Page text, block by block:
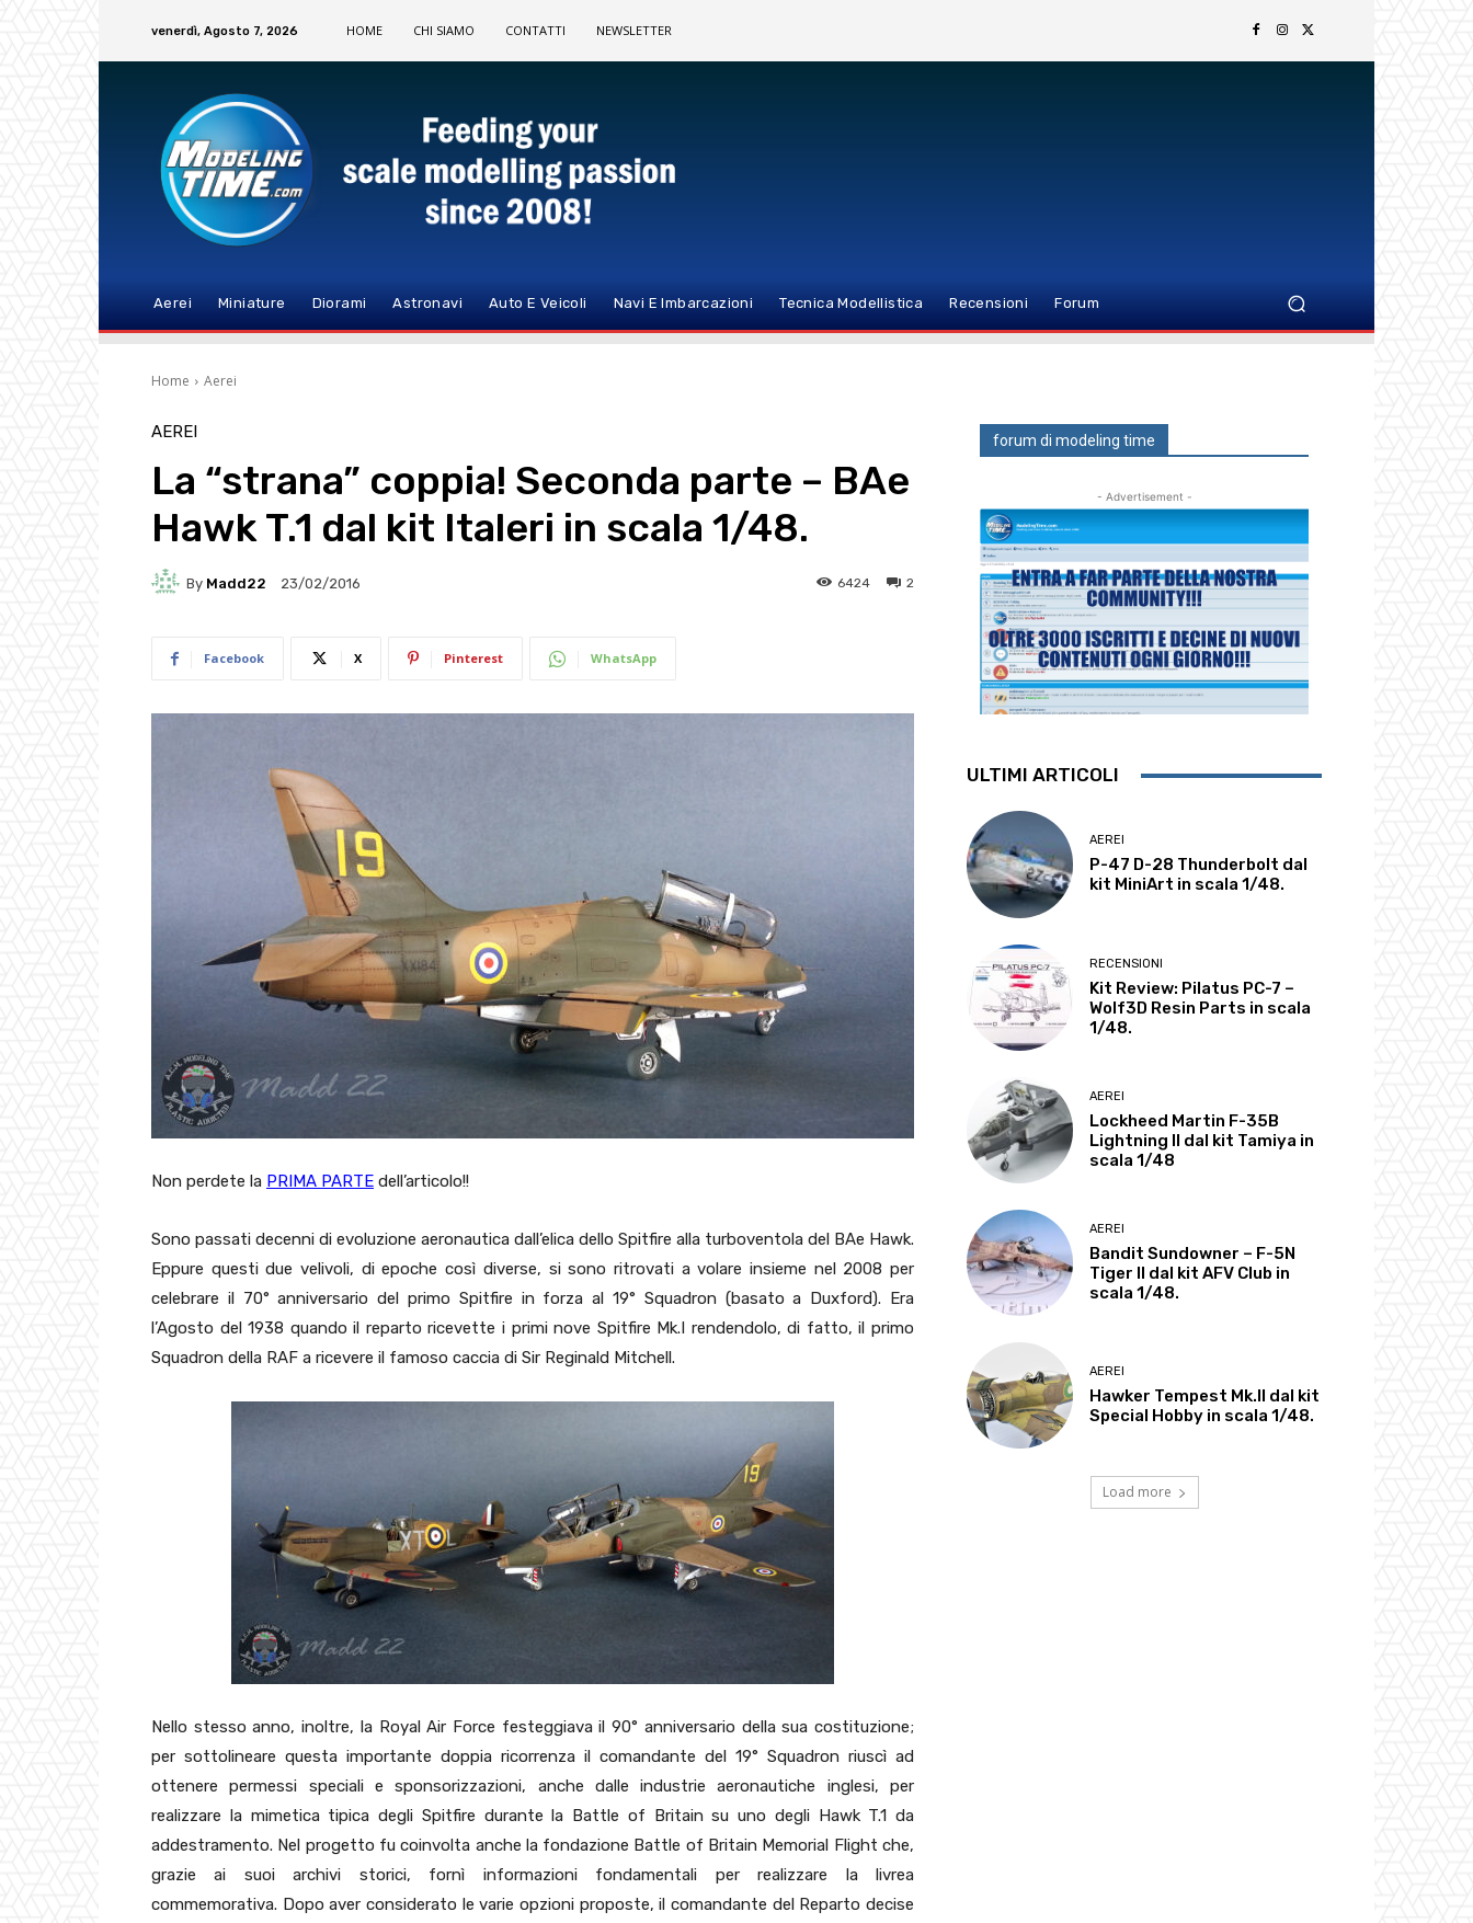
venerdì, Agosto 7, 2026 HOME CHI SIAMO CONTATTI NEWSLETTER
Aerei Miniature Diorami Astronavi Auto E Veicoli Navi E Imbarcazioni Tecnica Modellistica Recensioni Forum
Home Aerei
AEREI
La “strana” coppia! Seconda parte – BAe
Hawk T.1 dal kit Italeri in scala 1/48.
By Madd22 23/02/2016 2
6424
Facebook X Pinterest WhatsApp
Non perdete la PRIMA PARTE dell’articolo!!
Sono passati decenni di evoluzione aeronautica dall’elica dello Spitfire alla turboventola del BAe Hawk.
Eppure questi due velivoli, di epoche così diverse, si sono ritrovati a volare insieme nel 2008 per
celebrare il 70° anniversario del primo Spitfire in forza al 19° Squadron (basato a Duxford). Era
l’Agosto del 1938 quando il reparto ricevette i primi nove Spitfire Mk.I rendendolo, di fatto, il primo
Squadron della RAF a ricevere il famoso caccia di Sir Reginald Mitchell.
Nello stesso anno, inoltre, la Royal Air Force festeggiava il 90° anniversario della sua costituzione;
per sottolineare questa importante doppia ricorrenza il comandante del 19° Squadron riuscì ad
ottenere permessi speciali e sponsorizzazioni, anche dalle industrie aeronautiche inglesi, per
realizzare la mimetica tipica degli Spitfire durante la Battle of Britain su uno degli Hawk T.1 da
addestramento. Nel progetto fu coinvolta anche la fondazione Battle of Britain Memorial Flight che,
grazie ai suoi archivi storici, fornì informazioni fondamentali per realizzare la livrea
commemorativa. Dopo aver considerato le varie opzioni proposte, il comandante del Reparto decise
forum di modeling time
- Advertisement -
ULTIMI ARTICOLI
AEREI
P-47 D-28 Thunderbolt dal
kit MiniArt in scala 1/48.
RECENSIONI
Kit Review: Pilatus PC-7 –
Wolf3D Resin Parts in scala
1/48.
AEREI
Lockheed Martin F-35B
Lightning II dal kit Tamiya in
scala 1/48
AEREI
Bandit Sundowner – F-5N
Tiger II dal kit AFV Club in
scala 1/48.
AEREI
Hawker Tempest Mk.II dal kit
Special Hobby in scala 1/48.
Load more